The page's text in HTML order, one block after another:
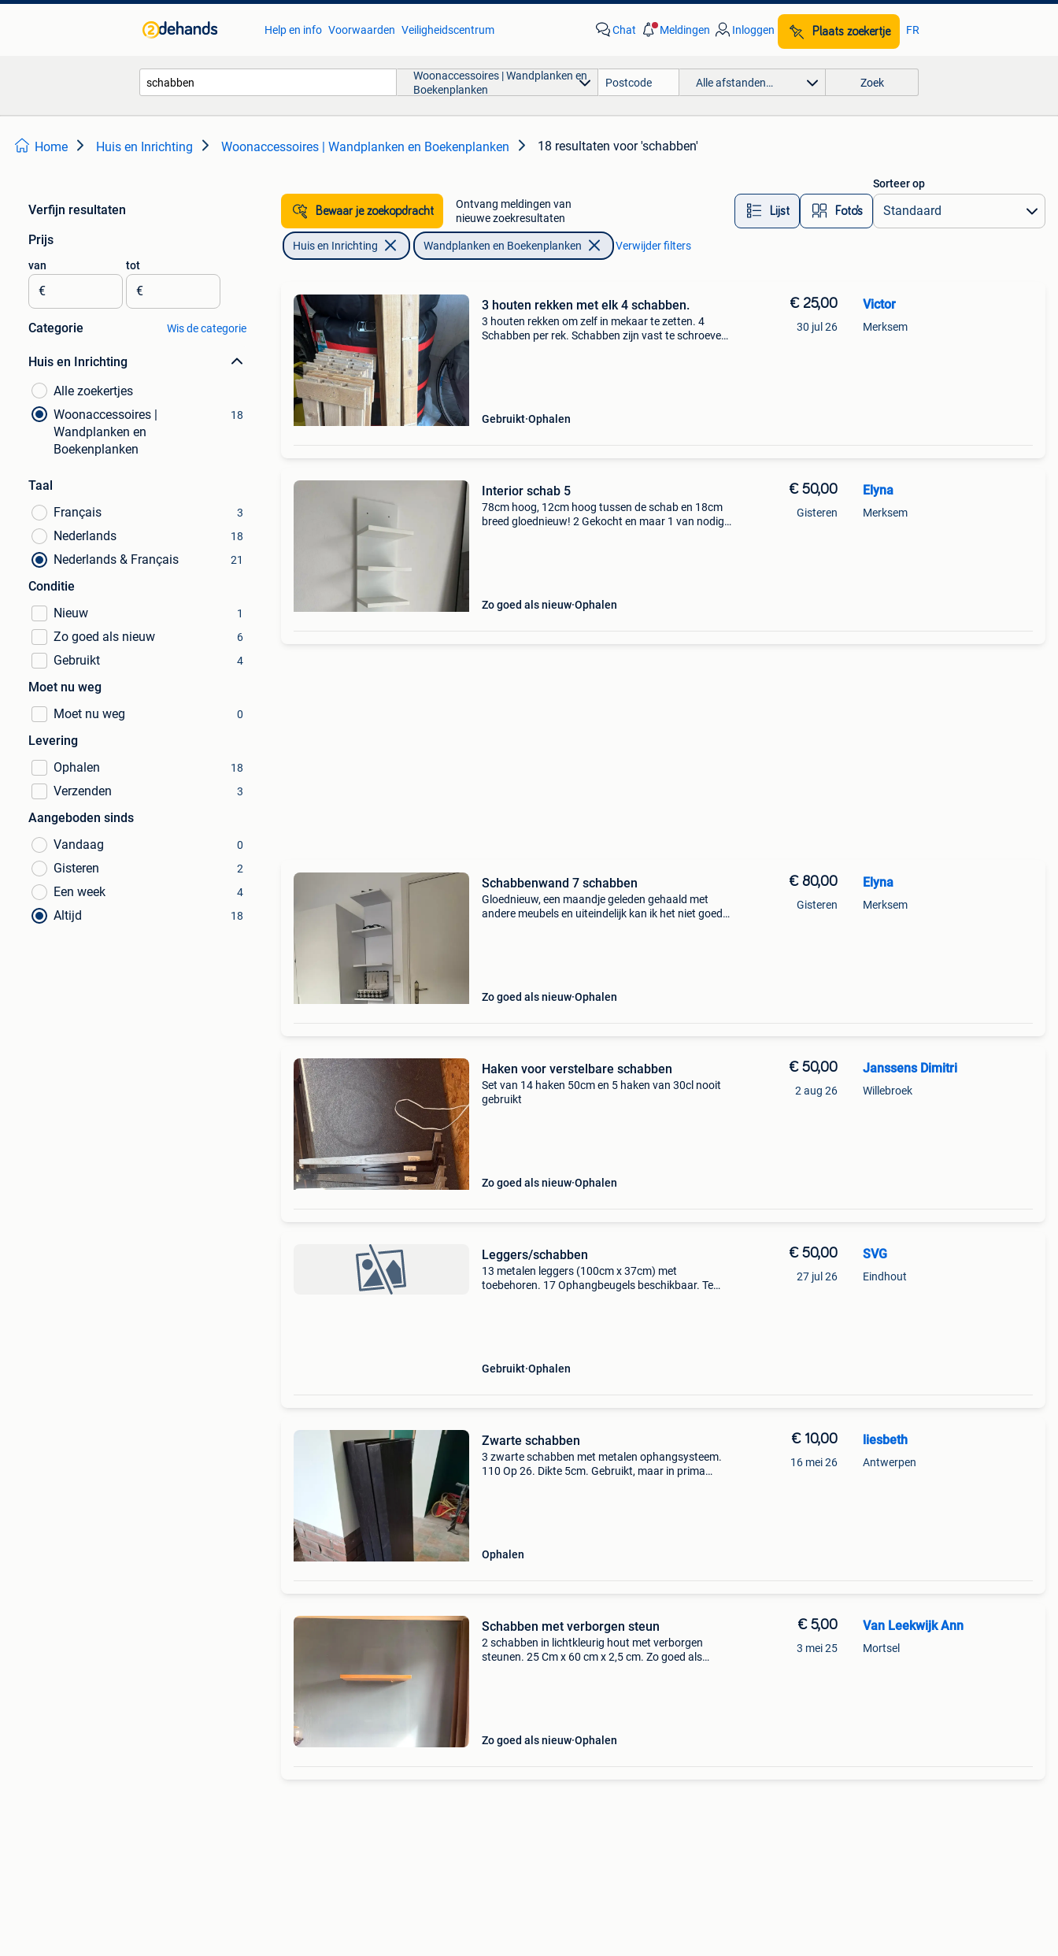
Help en info Voorwaarden Veiligheidscentrum Chat Meldingen Inloggen Plaats zoekertje FR
Woonaccessoires | Wandplanken en
Boekenplanken
Alle afstanden… Zoek
Home Huis en Inrichting Woonaccessoires | Wandplanken en Boekenplanken 18 resultaten voor 'schabben'
Verfijn resultaten
Prijs
van
€
tot
€
Categorie Wis de categorie
Huis en Inrichting
Alle zoekertjes
Woonaccessoires |
Wandplanken en
Boekenplanken
18
Taal
Français
3
Nederlands 18
Nederlands & Français 21
Conditie
Nieuw
1
Zo goed als nieuw 6
Gebruikt 4
Moet nu weg
Moet nu weg
0
Levering
Ophalen
18
Verzenden 3
Aangeboden sinds
Vandaag
0
Gisteren 2
Een week 4
Altijd 18
Bewaar je zoekopdracht
Ontvang meldingen van
nieuwe zoekresultaten
Lijst Foto’s
Sorteer op
Huis en Inrichting Wandplanken en Boekenplanken Verwijder filters
3 houten rekken met elk 4 schabben.
3 houten rekken om zelf in mekaar te zetten. 4
Schabben per rek. Schabben zijn vast te schroeven
Gebruikt Ophalen
€ 25,00
30 jul 26
Victor
Merksem
Interior schab 5
78cm hoog, 12cm hoog tussen de schab en 18cm
breed gloednieuw! 2 Gekocht en maar 1 van nodig
Zo goed als nieuw Ophalen
€ 50,00
Gisteren
Elyna
Merksem
Schabbenwand 7 schabben
Gloednieuw, een maandje geleden gehaald met
andere meubels en uiteindelijk kan ik het niet goed
Zo goed als nieuw Ophalen
€ 80,00
Gisteren
Elyna
Merksem
Haken voor verstelbare schabben
Set van 14 haken 50cm en 5 haken van 30cl nooit
gebruikt
Zo goed als nieuw Ophalen
€ 50,00
2 aug 26
Janssens Dimitri
Willebroek
Leggers/schabben
13 metalen leggers (100cm x 37cm) met
toebehoren. 17 Ophangbeugels beschikbaar. Te
Gebruikt Ophalen
€ 50,00
27 jul 26
SVG
Eindhout
Zwarte schabben
3 zwarte schabben met metalen ophangsysteem.
110 Op 26. Dikte 5cm. Gebruikt, maar in prima
Ophalen
€ 10,00
16 mei 26
liesbeth
Antwerpen
Schabben met verborgen steun
2 schabben in lichtkleurig hout met verborgen
steunen. 25 Cm x 60 cm x 2,5 cm. Zo goed als
Zo goed als nieuw Ophalen
€ 5,00
3 mei 25
Van Leekwijk Ann
Mortsel